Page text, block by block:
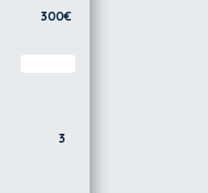
300€
3